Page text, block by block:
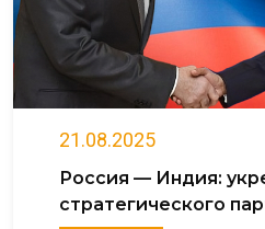
21.08.2025
Россия — Индия:
стратегического